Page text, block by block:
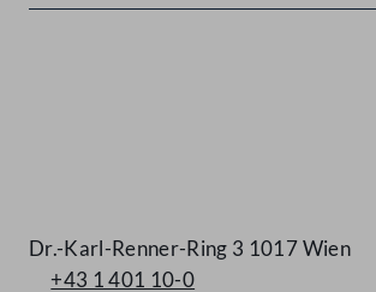
Dr.-Karl-Renner-Ring 3 1017 Wien
+43 1 401 10-0